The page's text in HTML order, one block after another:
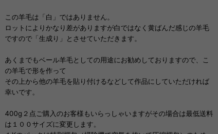
この羊毛は「白」ではありません。
ロットによりかなり差がありますが白ではなく黄ばんだ感じの羊毛
ですので「生成り」とさせていただきます。
あくまでもベール羊毛としての用途にお勧めしておりますので、こ
の羊毛で形を作って
その上から他の羊毛を貼り付けるなどして作品にしていただければ
幸いです。
400g２点ご購入のお客様もいらっしゃいますがその場合は最低送料
は１００サイズに変更します。